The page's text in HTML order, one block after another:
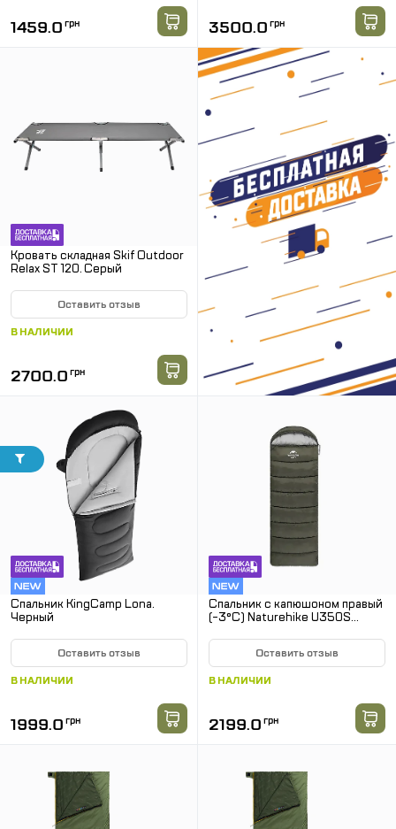
1459.0 грн 3500.0 грн
Кровать складная Skif Outdoor
Relax ST 120. Серый
Оставить отзыв
В НАЛИЧИИ
2700.0 грн
Спальник KingCamp Lona.
Черный
Оставить отзыв
В НАЛИЧИИ
1999.0 грн
Спальник с капюшоном правый
(-3°C) Naturehike U350S
Оставить отзыв
В НАЛИЧИИ
2199.0 грн